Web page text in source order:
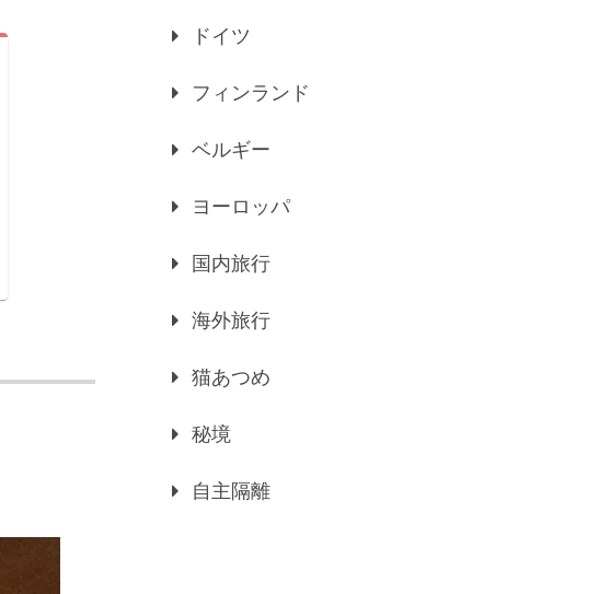
ドイツ
フィンランド
ベルギー
ヨーロッパ
国内旅行
海外旅行
猫あつめ
秘境
自主隔離